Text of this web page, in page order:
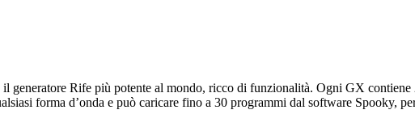
Rife più potente al mondo, ricco di funzionalità. Ogni GX
forma d’onda e può caricare fino a 30 programmi dal software Spooky,